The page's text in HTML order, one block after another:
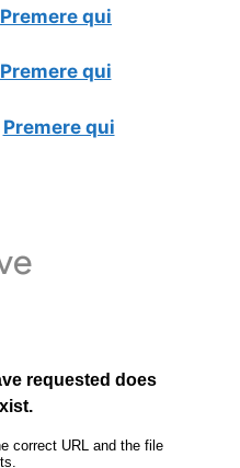
Premere qui
Premere qui
Premere qui